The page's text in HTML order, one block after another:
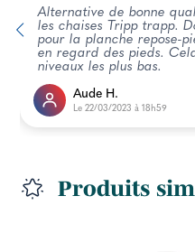
Alternative de bonne
les chaises Tripp trapp.
pour la planche repose-
en regard des pieds.
niveaux les plus bas.
Aude H.
Le 22/03/2023 à 18h59
Produits